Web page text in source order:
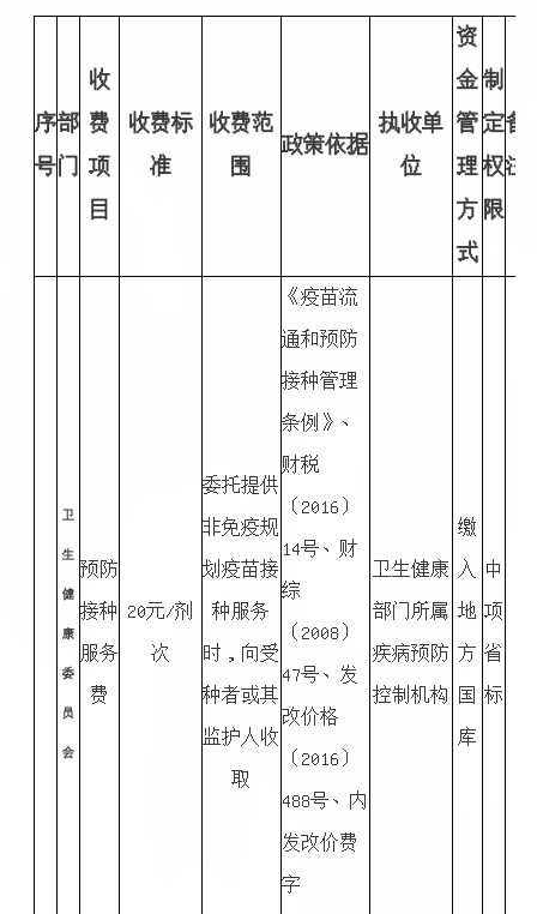
序
号
部
门
收
费
项
目
收费标
准
收费范
围
政策依据
执收单
位
资
金
管
理
方
式
制
定
权
限
备
注
卫
生
健
康
委
员
会
预防
接种
服务
费
20元/剂
次
委托提供
非免疫规
划疫苗接
种服务
时，向受
种者或其
监护人收
取
《疫苗流
通和预防
接种管理
条例》、
财税
〔2016〕
14号、财
综
〔2008〕
47号、发
改价格
〔2016〕
488号、内
发改价费
字
卫生健康
部门所属
疾病预防
控制机构
缴
入
地
方
国
库
中
项
省
标